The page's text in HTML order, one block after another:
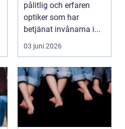
pålitlig och erfaren
optiker som har
betjänat invånarna i...
03 juni 2026